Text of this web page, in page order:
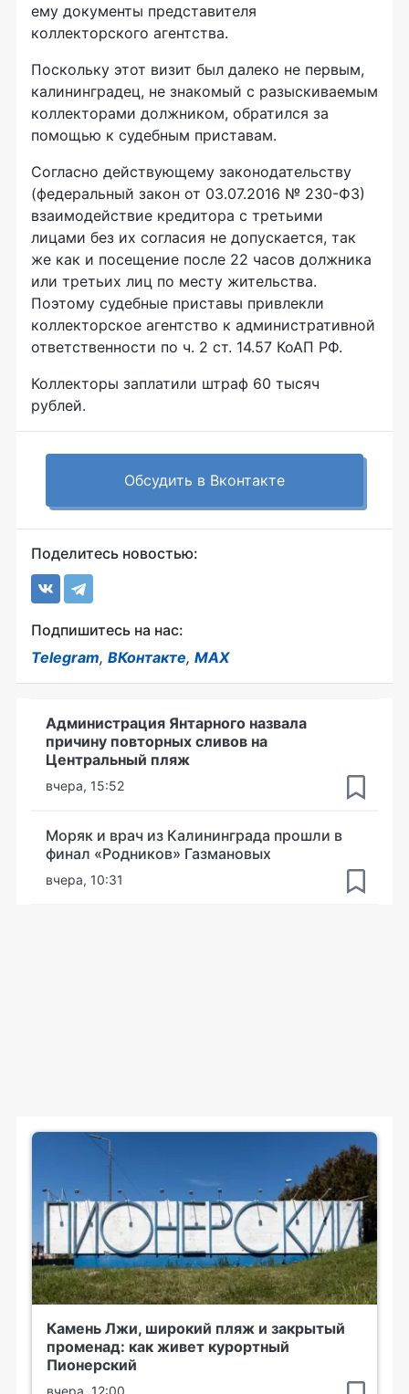
ему документы представителя
коллекторского агентства.
Поскольку этот визит был далеко не первым,
калининградец, не знакомый с разыскиваемым
коллекторами должником, обратился за
помощью к судебным приставам.
Согласно действующему законодательству
(федеральный закон от 03.07.2016 № 230-ФЗ)
взаимодействие кредитора с третьими
лицами без их согласия не допускается, так
же как и посещение после 22 часов должника
или третьих лиц по месту жительства.
Поэтому судебные приставы привлекли
коллекторское агентство к административной
ответственности по ч. 2 ст. 14.57 КоАП РФ.
Коллекторы заплатили штраф 60 тысяч
рублей.
Обсудить в Вконтакте
Поделитесь новостью:
Подпишитесь на нас:
Telegram, ВКонтакте, MAX
Администрация Янтарного назвала
причину повторных сливов на
Центральный пляж
вчера, 15:52
Моряк и врач из Калининграда прошли в
финал «Родников» Газмановых
вчера, 10:31
Камень Лжи, широкий пляж и закрытый
променад: как живет курортный
Пионерский
вчера, 12:00